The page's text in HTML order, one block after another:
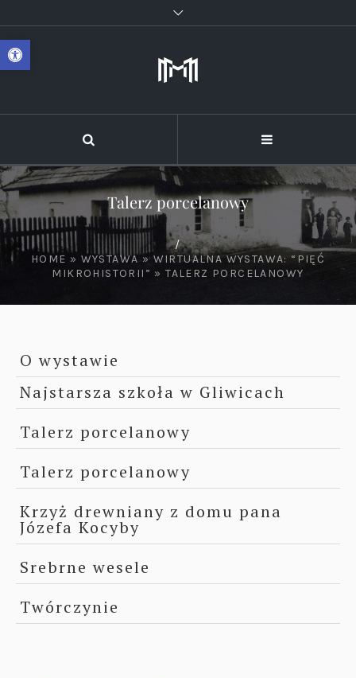
Otwórz pasek narzędzi
Talerz porcelanowy
/
HOME » WYSTAWA » WIRTUALNA WYSTAWA: “PIĘĆ
MIKROHISTORII” »TALERZ PORCELANOWY
O wystawie
Najstarsza szkoła w Gliwicach
Talerz porcelanowy
Talerz porcelanowy
Krzyż drewniany z domu pana
Józefa Kocyby
Srebrne wesele
Twórczynie